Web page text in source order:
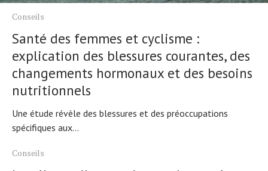
Conseils
Santé des femmes et cyclisme :
explication des blessures courantes, des
changements hormonaux et des besoins
nutritionnels
Une étude révèle des blessures et des préoccupations
spécifiques aux...
Conseils